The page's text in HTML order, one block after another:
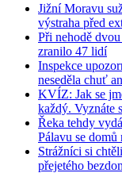
Jižní Moravu
výstraha před
Při nehodě
zranilo 47 lidí
Inspekce
neseděla chuť
KVÍZ: Jak se
každý. Vyznáte
Řeka tehdy
Pálavu se
Strážníci si
přejetého